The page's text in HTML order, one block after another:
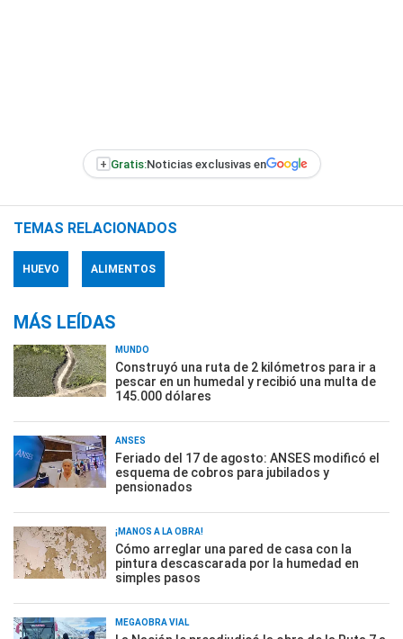
+ Gratis:Noticias exclusivas en
TEMAS RELACIONADOS
HUEVO ALIMENTOS
MÁS LEÍDAS
MUNDO
Construyó una ruta de 2 kilómetros para ir a
pescar en un humedal y recibió una multa de
145.000 dólares
ANSES
Feriado del 17 de agosto: ANSES modificó el
esquema de cobros para jubilados y
pensionados
¡MANOS A LA OBRA!
Cómo arreglar una pared de casa con la
pintura descascarada por la humedad en
simples pasos
MEGAOBRA VIAL